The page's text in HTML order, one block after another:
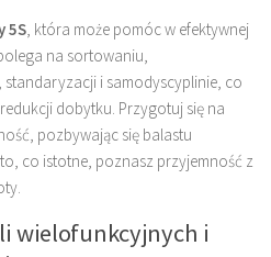
5S , która może pomóc w efektywnej
na sortowaniu,
i samodyscyplinie, co
dobytku. Przygotuj się na
pozbywając się balastu
co istotne, poznasz przyjemność z
wielofunkcyjnych i